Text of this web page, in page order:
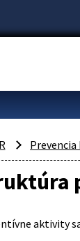
aktivity